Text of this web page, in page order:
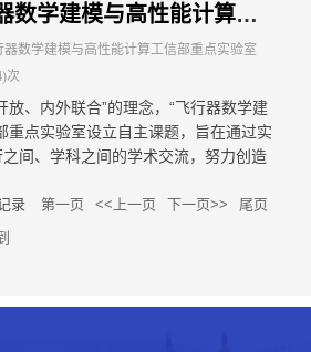
飞行器数学建模与高性能计算工信部重点实验室 自主课题管理条例
器数学建模与高性能计算工信部重点实验室
次
放、内外联合”的理念，“飞行器数学建
重点实验室设立自主课题，旨在通过实
间、学科之间的学术交流，努力创造
录 第一页 <<上一页 下一页>>
尾页